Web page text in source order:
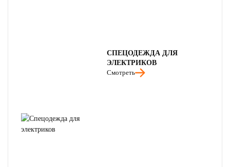
СПЕЦОДЕЖДА ДЛЯ
ЭЛЕКТРИКОВ
Смотреть